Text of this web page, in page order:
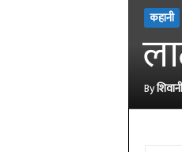
कहानी
Byशिवानी